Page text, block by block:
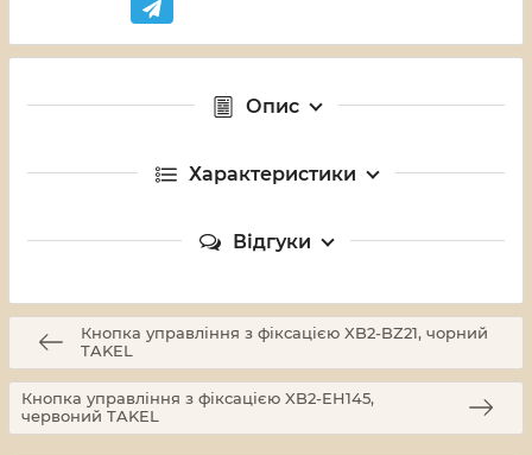
Опис
Характеристики
Відгуки
Кнопка управління з фіксацією XB2-BZ21, чорний
TAKEL
Кнопка управління з фіксацією XB2-EH145,
червоний TAKEL